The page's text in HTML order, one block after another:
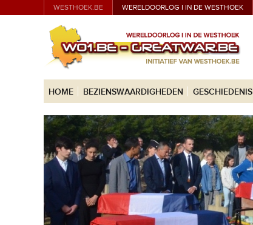
WESTHOEK.BE WERELDOORLOG I IN DE WESTHOEK
HOME BEZIENSWAARDIGHEDEN GESCHIEDENIS